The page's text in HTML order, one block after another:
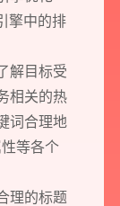
擎中的排
解目标受
相关的热
词合理地
等各个
理的标题